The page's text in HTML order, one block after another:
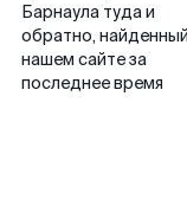
Барнаула туда и
обратно,
нашем сайте за
последнее время